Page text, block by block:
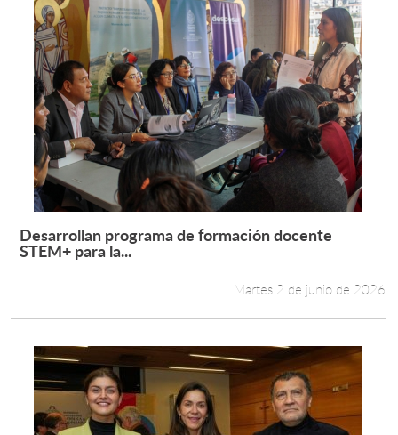
Leer más +
Desarrollan programa de formación docente
STEM+ para la...
Martes 2 de junio de 2026